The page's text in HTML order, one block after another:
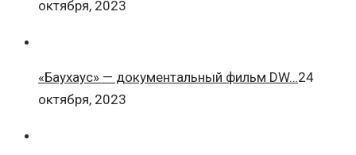
октября, 2023
«Баухаус» — документальный фильм DW…24
октября, 2023